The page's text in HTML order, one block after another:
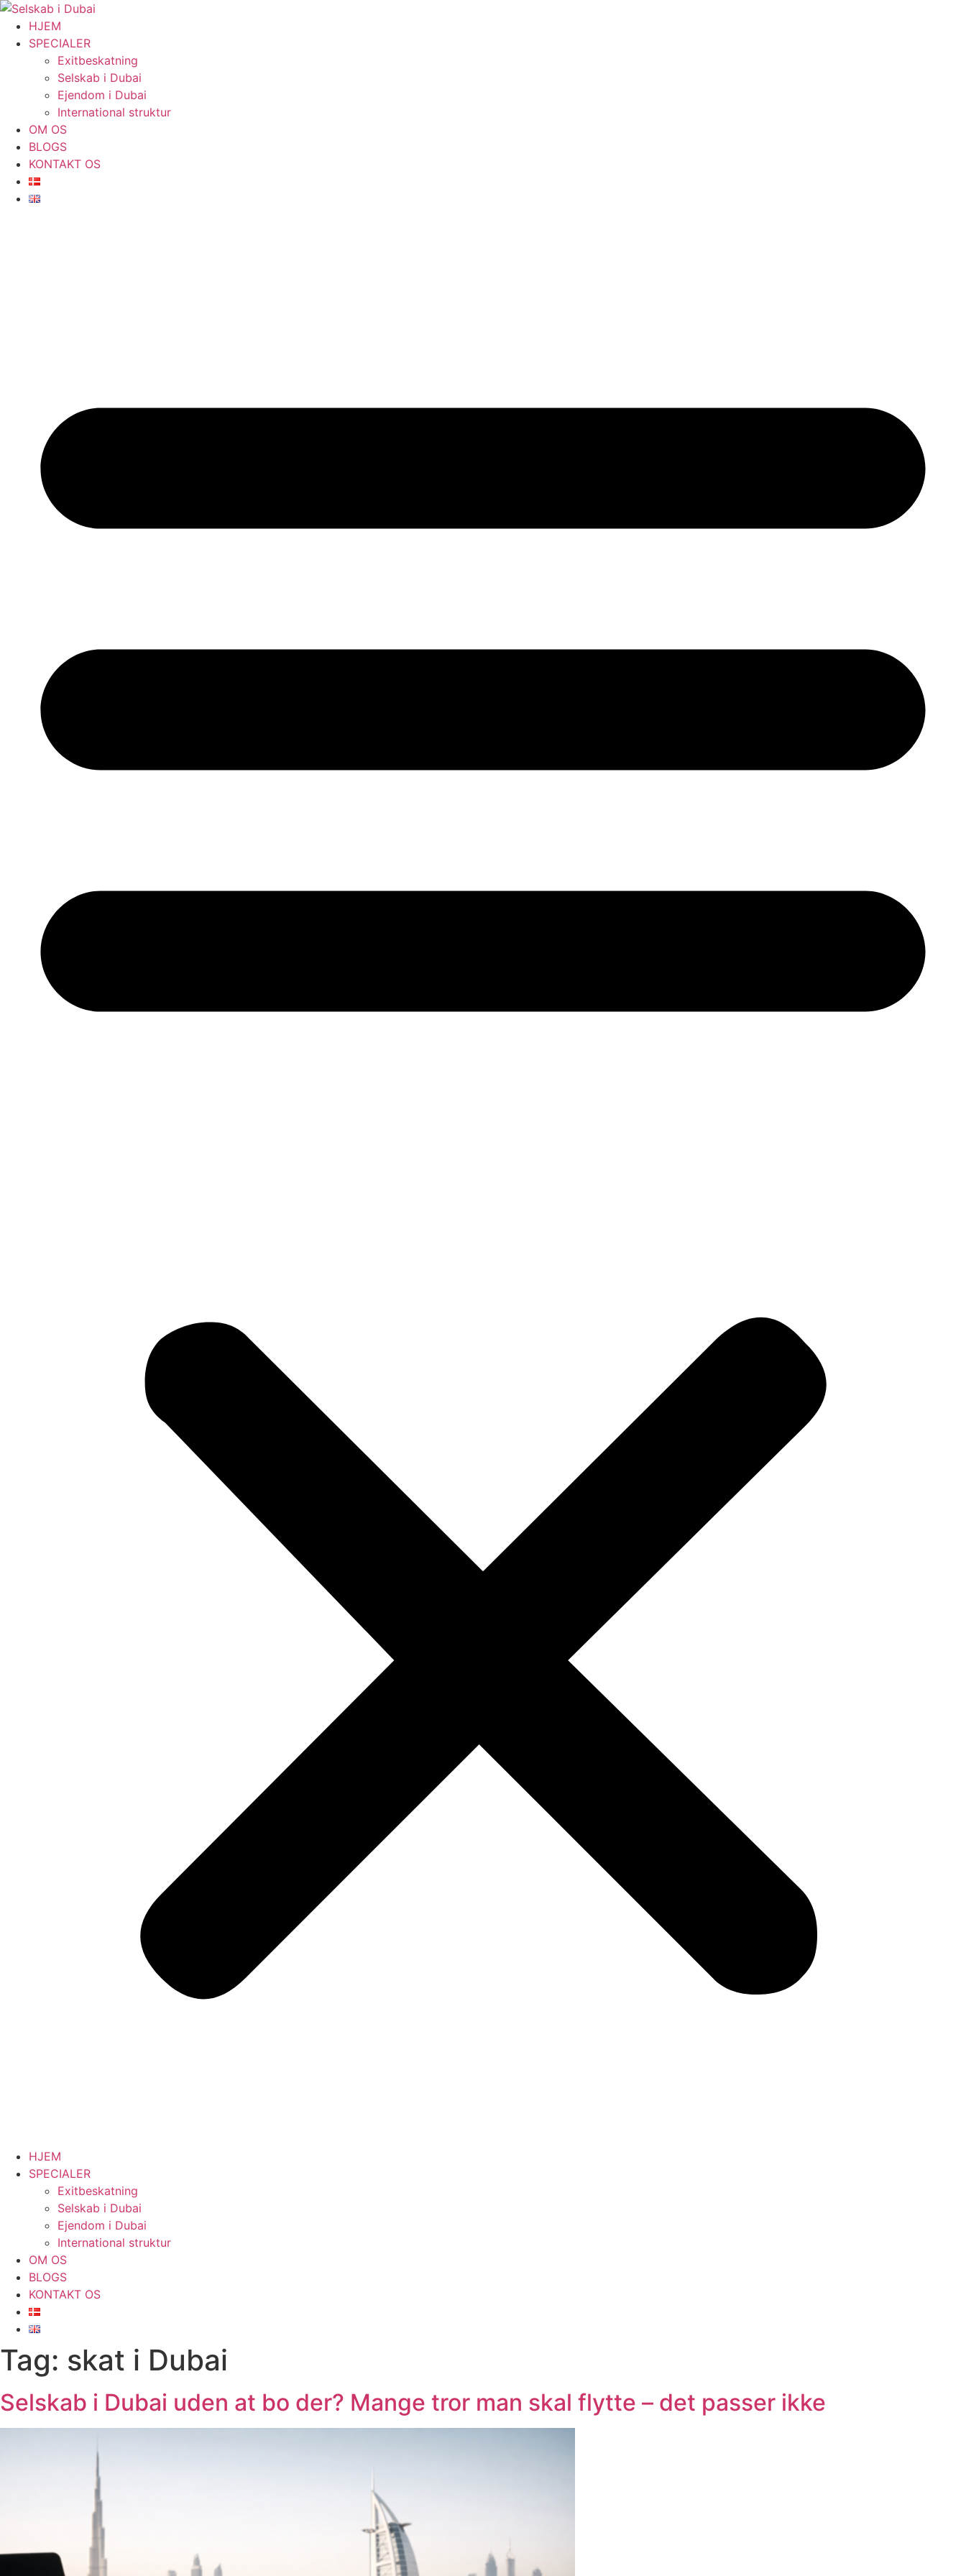
Videre
indhold
HJEM
SPECIALER
Exitbeskatning
Selskab i Dubai
Ejendom i Dubai
International struktur
OM OS
BLOGS
KONTAKT OS
HJEM
SPECIALER
Exitbeskatning
Selskab i Dubai
Ejendom i Dubai
International struktur
OM OS
BLOGS
KONTAKT OS
Tag: skat i Dubai
Selskab i Dubai uden at bo der? Mange tror man skal flytte – det passer ikke